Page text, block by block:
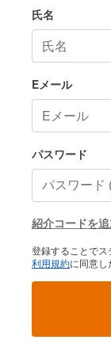
氏名
Eメール
パスワード
紹介コードを
登録することで
利用規約に同意